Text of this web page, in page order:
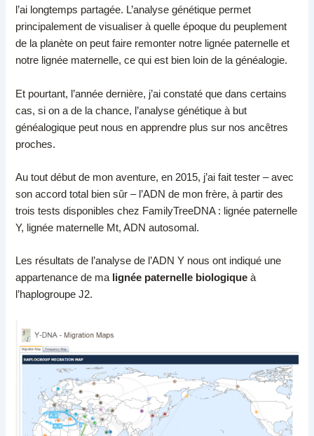
l’ai longtemps partagée. L’analyse génétique permet
principalement de visualiser à quelle époque du peuplement
de la planète on peut faire remonter notre lignée paternelle et
notre lignée maternelle, ce qui est bien loin de la généalogie.
Et pourtant, l’année dernière, j’ai constaté que dans certains
cas, si on a de la chance, l’analyse génétique à but
généalogique peut nous en apprendre plus sur nos ancêtres
proches.
Au tout début de mon aventure, en 2015, j’ai fait tester – avec
son accord total bien sûr – l’ADN de mon frère, à partir des
trois tests disponibles chez FamilyTreeDNA : lignée paternelle
Y, lignée maternelle Mt, ADN autosomal.
Les résultats de l’analyse de l’ADN Y nous ont indiqué une
appartenance de ma lignée paternelle biologique à
l’haplogroupe J2.